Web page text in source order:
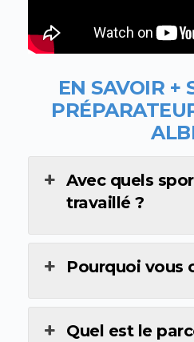
EN SAVOIR +
PR
Avec quels
travaillé ?
Pourquoi vous
Quel est le